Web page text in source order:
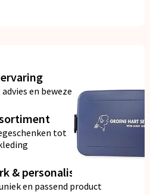
advies en bewezen kwaliteit
tot
& personalisatie
en passend product